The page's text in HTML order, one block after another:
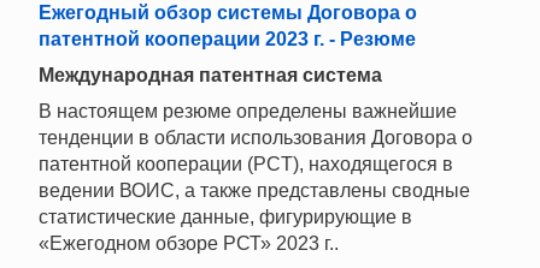
Ежегодный обзор системы Договора о
патентной кооперации 2023 г. - Резюме
Mеждународная патентная система
В настоящем резюме определены важнейшие
тенденции в области использования Договора о
патентной кооперации (PCT), находящегося в
ведении ВОИС, а также представлены сводные
статистические данные, фигурирующие в
«Ежегодном обзоре РСТ» 2023 г..